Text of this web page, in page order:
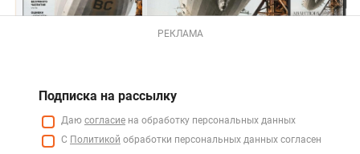
РЕКЛАМА
Подписка на рассылку
Даю согласие на обработку персональных данных
С Политикой обработки персональных данных согласен